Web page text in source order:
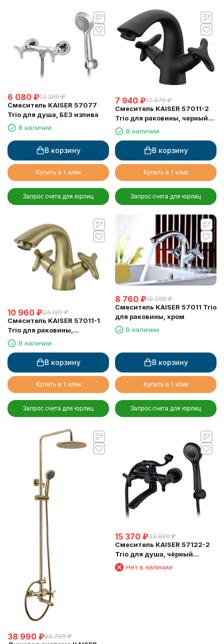
6 080 ₽13 380 ₽
Смеситель KAISER 57077
Trio для душа, БЕЗ излива
В наличии
В корзину
Купить в 1 клик
Запрос счета для юрлиц
7 940 ₽17 470 ₽
Смеситель KAISER 57011-2
Trio для раковины, черный
матовый
В наличии
В корзину
Купить в 1 клик
Запрос счета для юрлиц
10 960 ₽24 120 ₽
Смеситель KAISER 57011-1
Trio для раковины,
бронзовый
В наличии
В корзину
Купить в 1 клик
Запрос счета для юрлиц
8 760 ₽19 280 ₽
Смеситель KAISER 57011 Trio
для раковины, хром
В наличии
В корзину
Купить в 1 клик
Запрос счета для юрлиц
38 990 ₽85 780 ₽
15 370 ₽33 820 ₽
Смеситель KAISER 57122-2
Trio для душа, чёрный
матовый
Нет в наличии